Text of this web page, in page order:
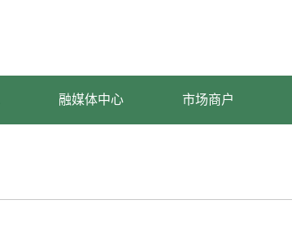
融媒体中心 市场商户